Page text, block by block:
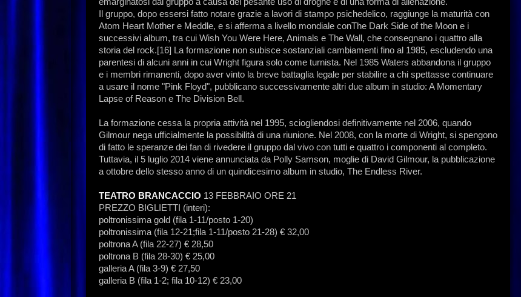
Il gruppo, dopo essersi fatto notare grazie a lavori di stampo psichedelico, raggiunge la maturità con
Atom Heart Mother e Meddle, e si afferma a livello mondiale conThe Dark Side of the Moon e i
successivi album, tra cui Wish You Were Here, Animals e The Wall, che consegnano i quattro alla
storia del rock.[16] La formazione non subisce sostanziali cambiamenti fino al 1985, escludendo una
parentesi di alcuni anni in cui Wright figura solo come turnista. Nel 1985 Waters abbandona il gruppo
e i membri rimanenti, dopo aver vinto la breve battaglia legale per stabilire a chi spettasse continuare
a usare il nome "Pink Floyd", pubblicano successivamente altri due album in studio: A Momentary
Lapse of Reason e The Division Bell.
La formazione cessa la propria attività nel 1995, sciogliendosi definitivamente nel 2006, quando
Gilmour nega ufficialmente la possibilità di una riunione. Nel 2008, con la morte di Wright, si spengono
di fatto le speranze dei fan di rivedere il gruppo dal vivo con tutti e quattro i componenti al completo.
Tuttavia, il 5 luglio 2014 viene annunciata da Polly Samson, moglie di David Gilmour, la pubblicazione
a ottobre dello stesso anno di un quindicesimo album in studio, The Endless River.
TEATRO BRANCACCIO 13 FEBBRAIO ORE 21
PREZZO BIGLIETTI (interi):
poltronissima gold (fila 1-11/posto 1-20)
poltronissima (fila 12-21;fila 1-11/posto 21-28) € 32,00
poltrona A (fila 22-27) € 28,50
poltrona B (fila 28-30) € 25,00
galleria A (fila 3-9) € 27,50
galleria B (fila 1-2; fila 10-12) € 23,00